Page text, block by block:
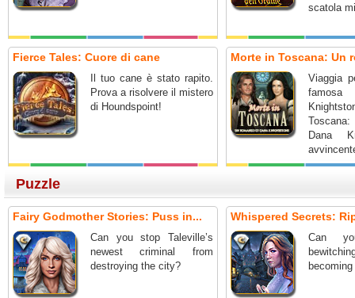
scatola
Fierce Tales: Cuore di cane
Il tuo cane è stato rapito.
Prova a risolvere il mistero
di Houndspoint!
Morte in Toscana: Un
Viaggia
famosa
Dana
nascosti.
Puzzle
Fairy Godmother Stories: Puss in...
Can you stop Taleville’s
newest criminal from
destroying the city?
Whispered Secrets:
Can